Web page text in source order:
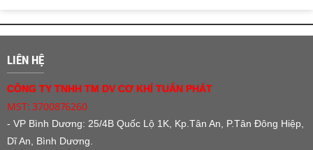
LIÊN HỆ
CÔNG TY TNHH TM DV CƠ KHÍ TUẤN PHÁT
MST: 3700876260
- VP Bình Dương: 25/4B Quốc Lộ 1K, Kp.Tân An, P.Tân Đông Hiệp,
Dĩ An, Bình Dương.